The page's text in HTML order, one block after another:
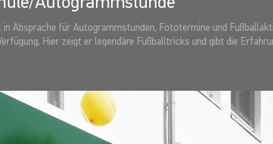
Absprache für Autogrammstunden, Fototermine und
Hier zeigt er legendäre Fußballtricks und gibt die
war einer der Leistungsträger des jungen VfB-Teams, das
Bundesliga schaffte. Bis 1982 trug er das VfB-Trikot in 186
in Spanien wechselte der Mann mit dem feinen linken Fuß dann
des Apennin, nach seiner Zeit bei Inter auch noch eine